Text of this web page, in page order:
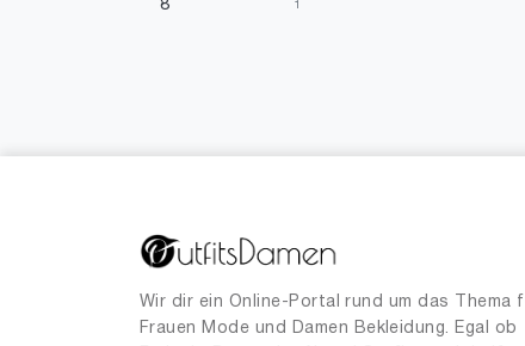
8 1
34.5 2
35 17
Wir dir ein Online-Portal rund um das Thema
Frauen Mode und Damen Bekleidung. Egal ob